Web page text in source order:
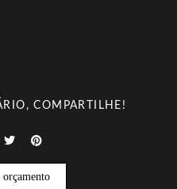
COMPARTILHE!
orçamento